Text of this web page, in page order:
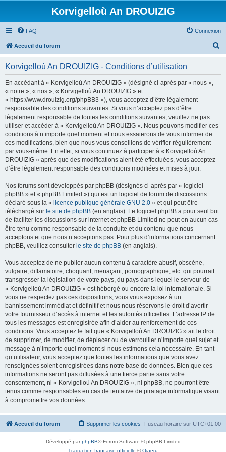
Korvigelloù An DROUIZIG
FAQ Connexion
Accueil du forum
Korvigelloù An DROUIZIG - Conditions d’utilisation
En accédant à « Korvigelloù An DROUIZIG » (désigné ci-après par « nous »,
« notre », « nos », « Korvigelloù An DROUIZIG » et
« https://www.drouizig.org/phpBB3 »), vous acceptez d’être légalement
responsable des conditions suivantes. Si vous n’acceptez pas d’être
légalement responsable de toutes les conditions suivantes, veuillez ne pas
utiliser et accéder à « Korvigelloù An DROUIZIG ». Nous pouvons modifier ces
conditions à n’importe quel moment et nous essaierons de vous informer de
ces modifications, bien que nous vous conseillons de vérifier régulièrement
par vous-même. En effet, si vous continuez à participer à « Korvigelloù An
DROUIZIG » après que des modifications aient été effectuées, vous acceptez
d’être légalement responsable des conditions modifiées et mises à jour.
Nos forums sont développés par phpBB (désignés ci-après par « logiciel
phpBB » et « phpBB Limited ») qui est un logiciel de forum de discussions
déclaré sous la « licence publique générale GNU 2.0 » et qui peut être
téléchargé sur le site de phpBB (en anglais). Le logiciel phpBB a pour seul but
de faciliter les discussions sur internet et phpBB Limited ne peut en aucun cas
être tenu comme responsable de la conduite et du contenu que nous
acceptons et que nous n’acceptons pas. Pour plus d’informations concernant
phpBB, veuillez consulter le site de phpBB (en anglais).
Vous acceptez de ne publier aucun contenu à caractère abusif, obscène,
vulgaire, diffamatoire, choquant, menaçant, pornographique, etc. qui pourrait
transgresser la législation de votre pays, du pays dans lequel le serveur de
« Korvigelloù An DROUIZIG » est hébergé ou encore la loi internationale. Si
vous ne respectez pas ces dispositions, vous vous exposez à un
bannissement immédiat et définitif et nous nous réservons le droit d’avertir
votre fournisseur d’accès à internet et les autorités officielles. L’adresse IP de
tous les messages est enregistrée afin d’aider au renforcement de ces
conditions. Vous acceptez le fait que « Korvigelloù An DROUIZIG » ait le droit
de supprimer, de modifier, de déplacer ou de verrouiller n’importe quel sujet et
message à n’importe quel moment si nous estimons cela nécessaire. En tant
qu’utilisateur, vous acceptez que toutes les informations que vous avez
renseignées soient enregistrées dans notre base de données. Bien que ces
informations ne seront pas diffusées à une tierce partie sans votre
consentement, ni « Korvigelloù An DROUIZIG », ni phpBB, ne pourront être
tenus comme responsables en cas de tentative de piratage informatique visant
à compromettre vos données.
Accueil du forum Fuseau horaire sur UTC+01:00
Supprimer les cookies
Développé parphpBB® Forum Software © phpBB Limited
Traduction française officielle ©Qiaeru